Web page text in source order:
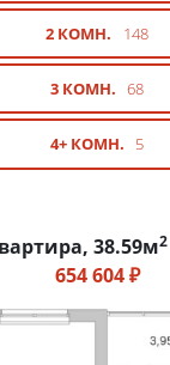
2 КОМН. 148
3 КОМН. 68
4+ КОМН. 5
38.59м2
654 604 ₽